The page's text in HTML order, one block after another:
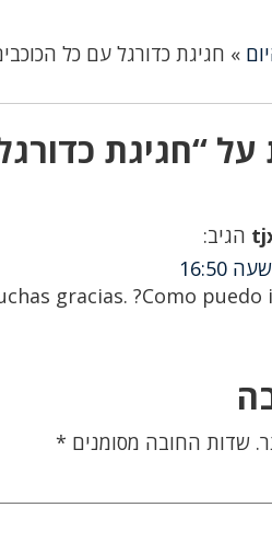
» חגיגת כדורגל עם כל
“חגיגת
הגיב:
gracias. ?Como puedo
שדות החובה מסומנים *